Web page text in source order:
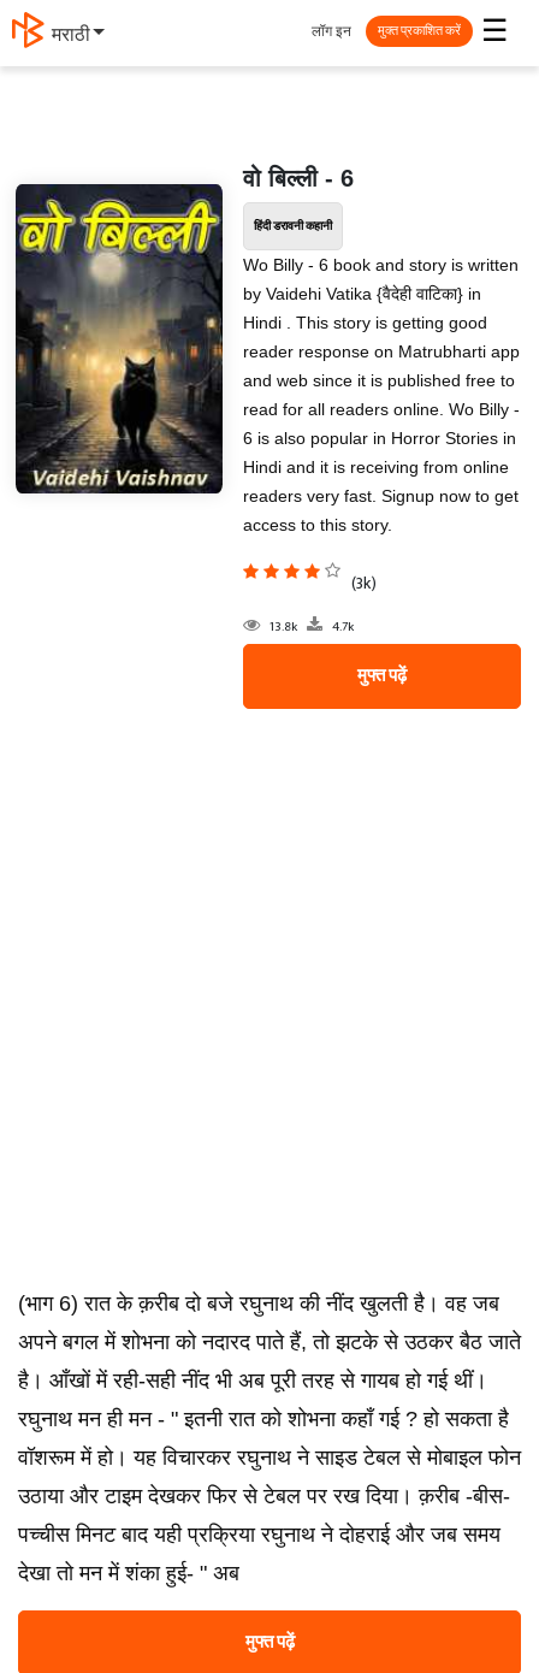
मराठी ☰
लॉग इन मुक्त प्रकाशित करें
वो बिल्ली - 6
हिंदी डरावनी कहानी
Wo Billy - 6 book and story is written
by Vaidehi Vatika {वैदेही वाटिका} in
Hindi . This story is getting good
reader response on Matrubharti app
and web since it is published free to
read for all readers online. Wo Billy -
6 is also popular in Horror Stories in
Hindi and it is receiving from online
readers very fast. Signup now to get
access to this story.
(3k)
13.8k 4.7k
मुफ्त पढ़ें
(भाग 6) रात के क़रीब दो बजे रघुनाथ की नींद खुलती है। वह जब
अपने बगल में शोभना को नदारद पाते हैं, तो झटके से उठकर बैठ जाते
है। आँखों में रही-सही नींद भी अब पूरी तरह से गायब हो गई थीं।
रघुनाथ मन ही मन - " इतनी रात को शोभना कहाँ गई ? हो सकता है
वॉशरूम में हो। यह विचारकर रघुनाथ ने साइड टेबल से मोबाइल फोन
उठाया और टाइम देखकर फिर से टेबल पर रख दिया। क़रीब -बीस-
पच्चीस मिनट बाद यही प्रक्रिया रघुनाथ ने दोहराई और जब समय
देखा तो मन में शंका हुई- " अब
मुफ्त पढ़ें